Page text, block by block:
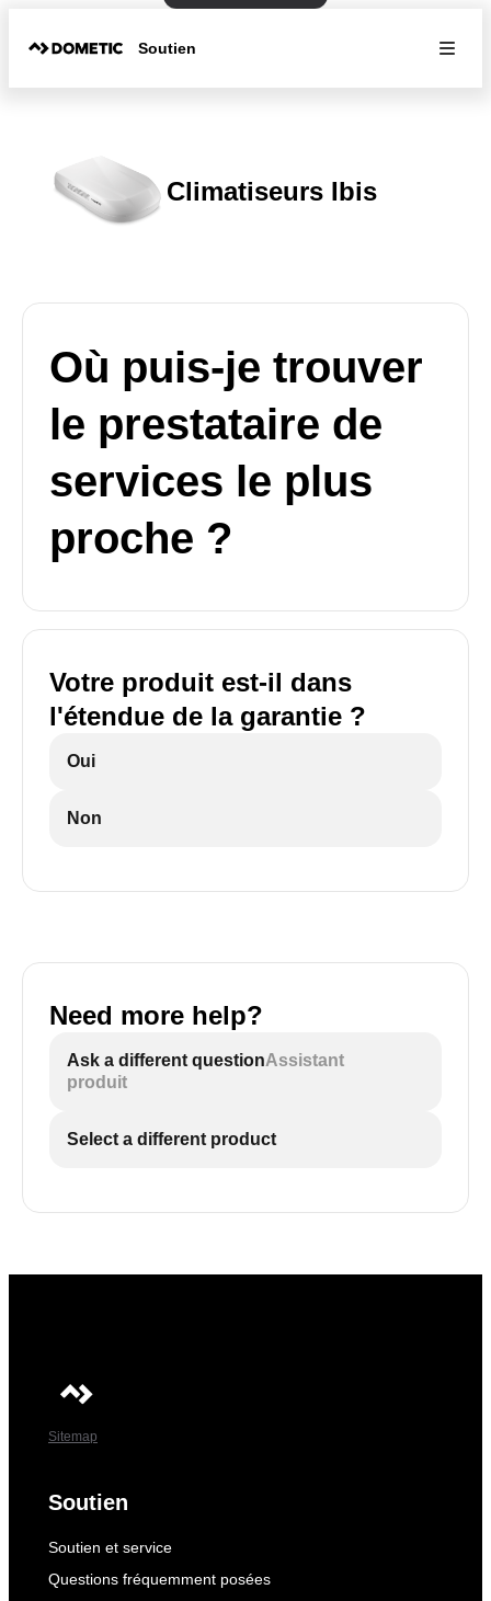
Soutien
Climatiseurs Ibis
Où puis-je trouver
le prestataire de
services le plus
proche ?
Votre produit est-il dans
l'étendue de la garantie ?
Oui
Non
Need more help?
Ask a different questionAssistant
produit
Select a different product
Sitemap
Soutien
Soutien et service
Questions fréquemment posées